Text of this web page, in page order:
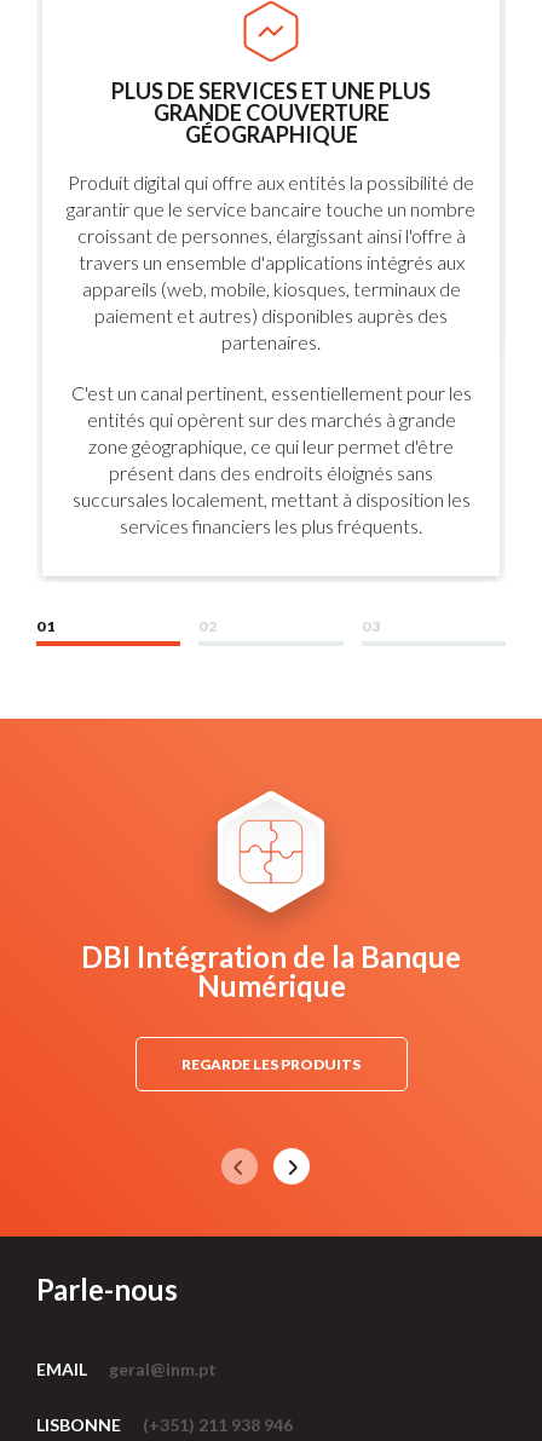
PLUS DE SERVICES ET UNE PLUS
GRANDE COUVERTURE
GÉOGRAPHIQUE
Produit digital qui offre aux entités la possibilité de
garantir que le service bancaire touche un nombre
croissant de personnes, élargissant ainsi l'offre à
travers un ensemble d'applications intégrés aux
appareils (web, mobile, kiosques, terminaux de
paiement et autres) disponibles auprès des
partenaires.
C'est un canal pertinent, essentiellement pour les
entités qui opèrent sur des marchés à grande
zone géographique, ce qui leur permet d'être
présent dans des endroits éloignés sans
succursales localement, mettant à disposition les
services financiers les plus fréquents.
01 02 03
DBI Intégration de la Banque
Numérique
REGARDE LES PRODUITS
Parle-nous
EMAIL geral@inm.pt
LISBONNE (+351) 211 938 946